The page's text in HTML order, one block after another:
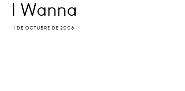
I Wanna
1 DE OCTUBRE DE 2006